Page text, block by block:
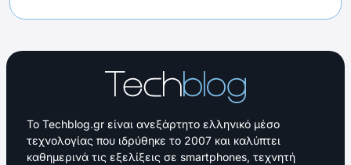
Το Techblog.gr είναι ανεξάρτητο ελληνικό μέσο
τεχνολογίας που ιδρύθηκε το 2007 και καλύπτει
καθημερινά τις εξελίξεις σε smartphones, τεχνητή